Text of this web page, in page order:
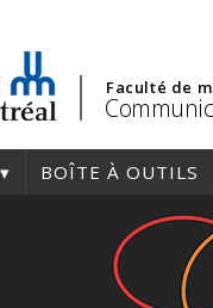
Faculté de
BOÎTE À OUTILS